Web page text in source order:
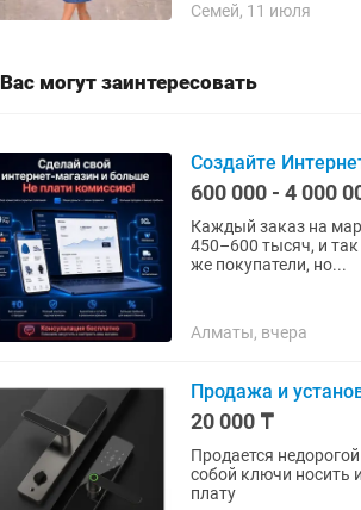
Семей, 11 июля
Вас могут заинтересовать
Создайте
600 000 - 4 000
Каждый заказ на
450–600 тысяч, и так каждый месяц. Свой интернет-
же покупатели, но...
Алматы, вчера
Продажа и
20 000 ₸
Продается недорогой и
собой ключи носить или
плату